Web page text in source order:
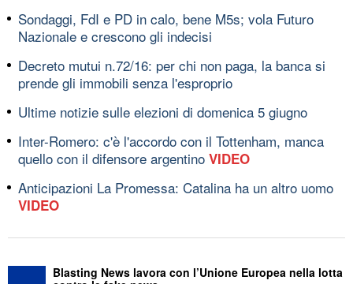
Sondaggi, FdI e PD in calo, bene M5s; vola Futuro
Nazionale e crescono gli indecisi
Decreto mutui n.72/16: per chi non paga, la banca si
prende gli immobili senza l'esproprio
Ultime notizie sulle elezioni di domenica 5 giugno
Inter-Romero: c'è l'accordo con il Tottenham, manca
quello con il difensore argentino VIDEO
Anticipazioni La Promessa: Catalina ha un altro uomo
VIDEO
Blasting News lavora con l’Unione Europea nella lotta